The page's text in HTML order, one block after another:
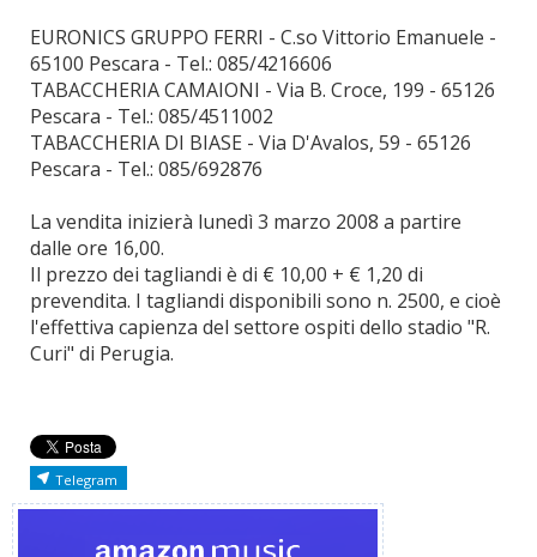
EURONICS GRUPPO FERRI - C.so Vittorio Emanuele -
65100 Pescara - Tel.: 085/4216606
TABACCHERIA CAMAIONI - Via B. Croce, 199 - 65126
Pescara - Tel.: 085/4511002
TABACCHERIA DI BIASE - Via D'Avalos, 59 - 65126
Pescara - Tel.: 085/692876
La vendita inizierà lunedì 3 marzo 2008 a partire
dalle ore 16,00.
Il prezzo dei tagliandi è di € 10,00 + € 1,20 di
prevendita. I tagliandi disponibili sono n. 2500, e cioè
l'effettiva capienza del settore ospiti dello stadio "R.
Curi" di Perugia.
Telegram